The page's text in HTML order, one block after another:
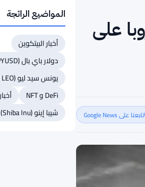
على
تابعنا على Google News
المواضيع الرائجة
أخبار البيتكوين
دولار باي بال (PYUSD) (PYUSD)
يونس سيد ليو (UNUS SED LEO) (LEO)
DeFi و NFT
شيبا إينو (Shiba Inu) (SHIB)